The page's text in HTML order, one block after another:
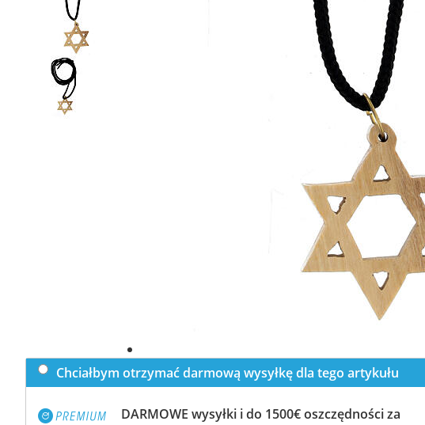
Chciałbym otrzymać darmową wysyłkę dla tego artykułu
DARMOWE wysyłki i do 1500€ oszczędności za